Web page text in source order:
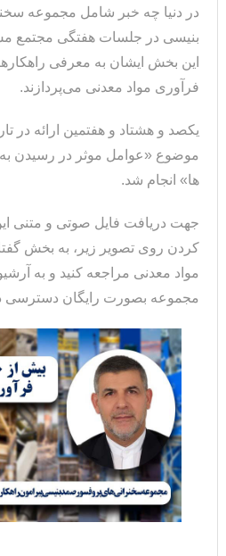
در دنیا چه خبر شامل مجموعه
بنیسی در جلسات هفتگی
این بخش ایشان به معرفی
فرآوری مواد معدنی می‌پردازند.
موضوع «عوامل موثر در رسیدن
ها» انجام شد.
جهت دریافت فایل صوتی و متنی این
کردن روی تصویر زیر، به بخش
مواد معدنی مراجعه کنید و به
مجموعه بصورت رایگان دسترسی